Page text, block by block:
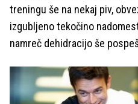
treningu še na nekaj piv,
izgubljeno tekočino
namreč dehidracijo še